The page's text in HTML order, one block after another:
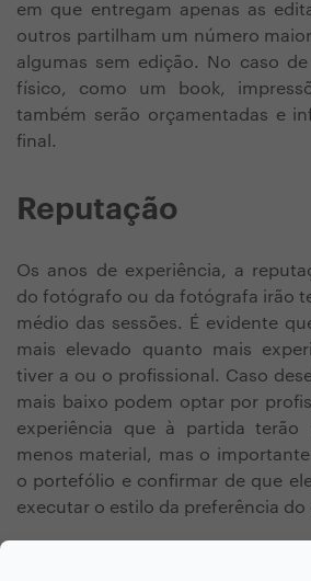
em que entregam apenas as
outros partilham um número
algumas sem edição. No caso
físico, como um book,
também serão orçamentadas e
final.
Reputação
Os anos de experiência, a
do fotógrafo ou da fotógrafa irão
médio das sessões. É evidente
mais elevado quanto mais
tiver a ou o profissional. Caso
mais baixo podem optar por
experiência que à partida terão
menos material, mas o
o portefólio e confirmar de que
executar o estilo da preferência do